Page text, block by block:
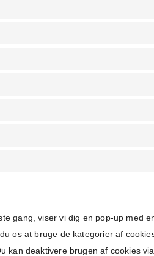
gang, viser vi dig en pop-up med
os at bruge de kategorier af
kan deaktivere brugen af ​​cookies